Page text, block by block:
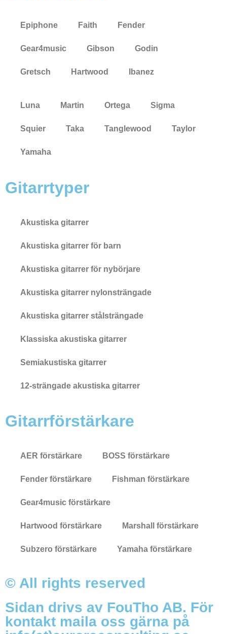
Epiphone Faith Fender
Gear4music Gibson Godin
Gretsch Hartwood Ibanez
Luna Martin Ortega Sigma
Squier Taka Tanglewood Taylor
Yamaha
Gitarrtyper
Akustiska gitarrer
Akustiska gitarrer för barn
Akustiska gitarrer för nybörjare
Akustiska gitarrer nylonsträngade
Akustiska gitarrer stålsträngade
Klassiska akustiska gitarrer
Semiakustiska gitarrer
12-strängade akustiska gitarrer
Gitarrförstärkare
AER förstärkare BOSS förstärkare
Fender förstärkare Fishman förstärkare
Gear4music förstärkare
Hartwood förstärkare Marshall förstärkare
Subzero förstärkare Yamaha förstärkare
© All rights reserved
Sidan drivs av FouTho AB. För
kontakt maila oss gärna på